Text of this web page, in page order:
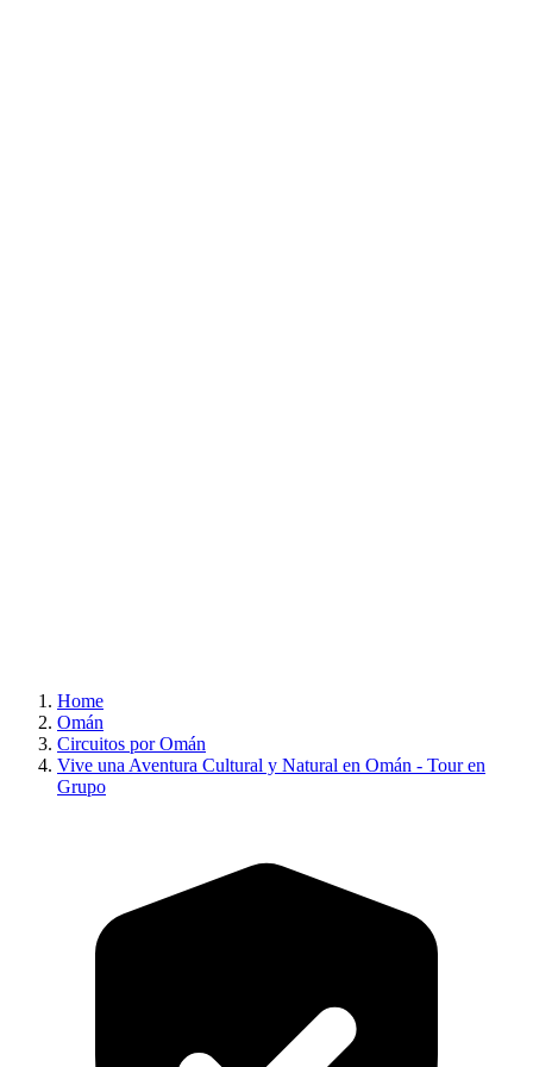
Home
Omán
Circuitos por Omán
Vive una Aventura Cultural y Natural en Omán - Tour en
Grupo